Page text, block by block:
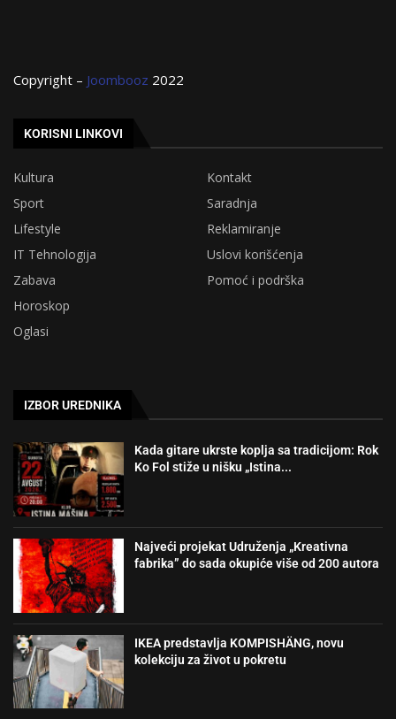
Copyright – Joombooz 2022
KORISNI LINKOVI
Kultura
Kontakt
Sport
Saradnja
Lifestyle
Reklamiranje
IT Tehnologija
Uslovi korišćenja
Zabava
Pomoć i podrška
Horoskop
Oglasi
IZBOR UREDNIKA
Kada gitare ukrste koplja sa tradicijom: Rok
Ko Fol stiže u nišku „Istina...
Najveći projekat Udruženja „Kreativna
fabrika” do sada okupiće više od 200 autora
IKEA predstavlja KOMPISHÄNG, novu
kolekciju za život u pokretu